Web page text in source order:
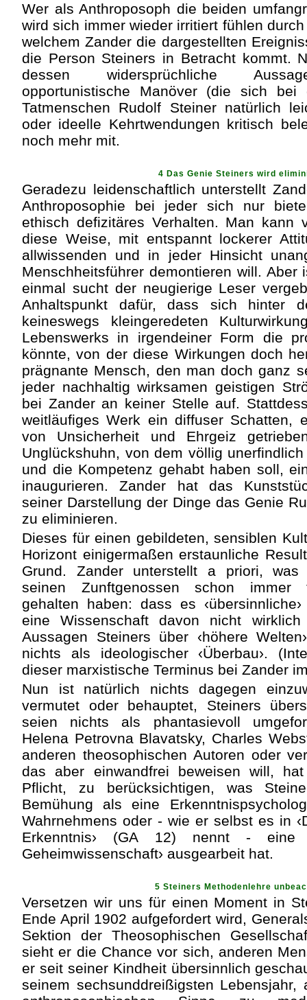
Wer als Anthroposoph die beiden
wird sich immer wieder irritiert fühlen
welchem Zander die dargestellten
die Person Steiners in Betracht kommt.
dessen widersprüchliche
opportunistische Manöver (die sich bei
Tatmenschen Rudolf Steiner natürlich
oder ideelle Kehrtwendungen kritisch
noch mehr mit.
4 Das Genie Steiners wird
Geradezu leidenschaftlich unterstellt
Anthroposophie bei jeder sich nur
ethisch defizitäres Verhalten. Man kann
diese Weise, mit entspannt lockerer
allwissenden und in jeder Hinsicht
Menschheitsführer demontieren will. Aber
einmal sucht der neugierige Leser
Anhaltspunkt dafür, dass sich hinter
keineswegs kleingeredeten
Lebenswerks in irgendeiner Form die
könnte, von der diese Wirkungen doch
prägnante Mensch, den man doch ganz
jeder nachhaltig wirksamen geistigen
bei Zander an keiner Stelle auf.
weitläufiges Werk ein diffuser Schatten,
von Unsicherheit und Ehrgeiz
Unglückshuhn, von dem völlig
und die Kompetenz gehabt haben soll,
inaugurieren. Zander hat das
seiner Darstellung der Dinge das Genie
zu eliminieren.
Dieses für einen gebildeten, sensiblen
Horizont einigermaßen erstaunliche
Grund. Zander unterstellt a priori, was
seinen Zunftgenossen schon immer
gehalten haben: dass es
eine Wissenschaft davon nicht
Aussagen Steiners über ‹höhere
nichts als ideologischer ‹Überbau›.
dieser marxistische Terminus bei Zander
Nun ist natürlich nichts dagegen
vermutet oder behauptet, Steiners
seien nichts als phantasievoll
Helena Petrovna Blavatsky, Charles
anderen theosophischen Autoren oder
das aber einwandfrei beweisen will,
Pflicht, zu berücksichtigen, was
Bemühung als eine
Wahrnehmens oder - wie er selbst es in
Erkenntnis› (GA 12) nennt - eine
Geheimwissenschaft› ausgearbeit hat.
5 Steiners Methodenlehre
Versetzen wir uns für einen Moment in
Ende April 1902 aufgefordert wird,
Sektion der Theosophischen
sieht er die Chance vor sich, anderen
er seit seiner Kindheit übersinnlich
seinem sechsunddreißigsten